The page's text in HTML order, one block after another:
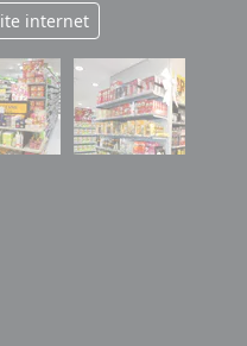
internet